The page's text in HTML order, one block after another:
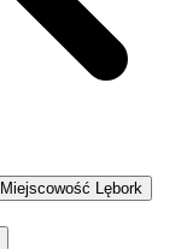
Miejscowość Lębork